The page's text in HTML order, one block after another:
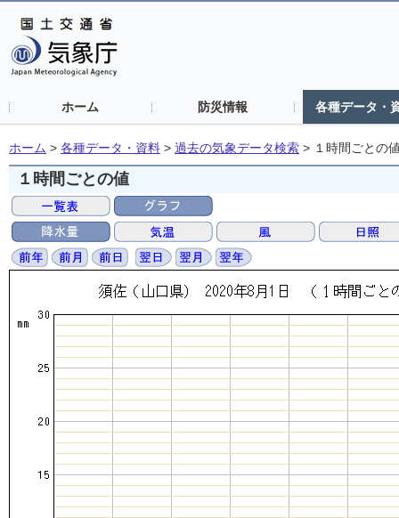
ホーム 防災情報 各種データ・
ホーム > 各種データ・資料 > 過去の気象データ検索 > １時間ごとの
１時間ごとの値